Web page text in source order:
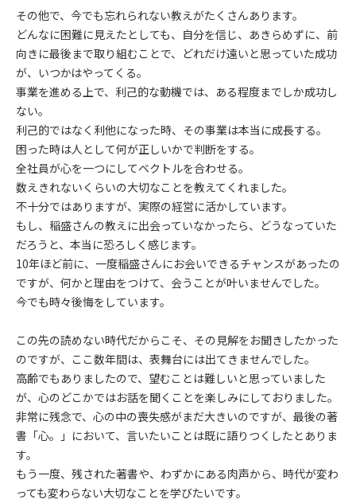
その他で、今でも忘れられない教えがたくさんあります。
どんなに困難に見えたとしても、自分を信じ、あきらめずに、前
向きに最後まで取り組むことで、どれだけ遠いと思っていた成功
が、いつかはやってくる。
事業を進める上で、利己的な動機では、ある程度までしか成功し
ない。
利己的ではなく利他になった時、その事業は本当に成長する。
困った時は人として何が正しいかで判断をする。
全社員が心を一つにしてベクトルを合わせる。
数えきれないくらいの大切なことを教えてくれました。
不十分ではありますが、実際の経営に活かしています。
もし、稲盛さんの教えに出会っていなかったら、どうなっていた
だろうと、本当に恐ろしく感じます。
10年ほど前に、一度稲盛さんにお会いできるチャンスがあったの
ですが、何かと理由をつけて、会うことが叶いませんでした。
今でも時々後悔をしています。
この先の読めない時代だからこそ、その見解をお聞きしたかった
のですが、ここ数年間は、表舞台には出てきませんでした。
高齢でもありましたので、望むことは難しいと思っていました
が、心のどこかではお話を聞くことを楽しみにしておりました。
非常に残念で、心の中の喪失感がまだ大きいのですが、最後の著
書「心。」において、言いたいことは既に語りつくしたとありま
す。
もう一度、残された著書や、わずかにある肉声から、時代が変わ
っても変わらない大切なことを学びたいです。